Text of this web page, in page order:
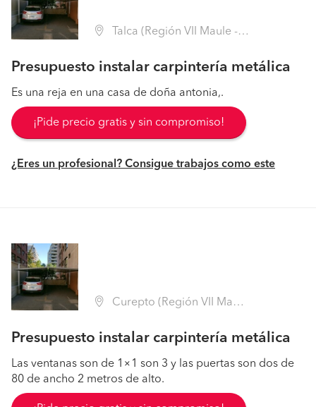
Talca (Región VII Maule - Talca)
Presupuesto instalar carpintería metálica
Es una reja en una casa de doña antonia,.
¡Pide precio gratis y sin compromiso!
¿Eres un profesional? Consigue trabajos como este
Curepto (Región VII Maule - Talca)
Presupuesto instalar carpintería metálica
Las ventanas son de 1×1 son 3 y las puertas son dos de
80 de ancho 2 metros de alto.